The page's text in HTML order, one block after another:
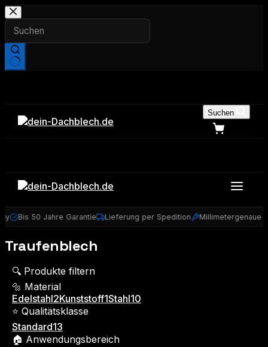
Zum
Inhalt
springen
Suchen
Bis 50 Jahre Garantie Lieferung per Spedition Millimetergenaue
Traufenblech
🔍 Produkte filtern
🔩 Material
Edelstahl2Kunststoff1Stahl10
⭐ Qualitätsklasse
Standard13
🏠 Anwendungsbereich